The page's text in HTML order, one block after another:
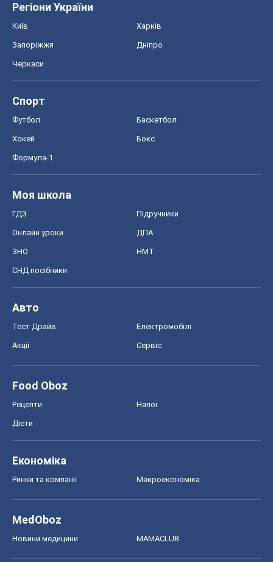
Регіони України
Київ Харків
Запоріжжя Дніпро
Черкаси
Спорт
Футбол Баскетбол
Хокей Бокс
Формула-1
Моя школа
ГДЗ Підручники
Онлайн уроки ДПА
ЗНО НМТ
СНД посібники
Авто
Тест Драйв Електромобілі
Акції Сервіс
Food Oboz
Рецепти Напої
Дієти
Економіка
Ринки та компанії Макроекономіка
MedOboz
Новини медицини MAMACLUB